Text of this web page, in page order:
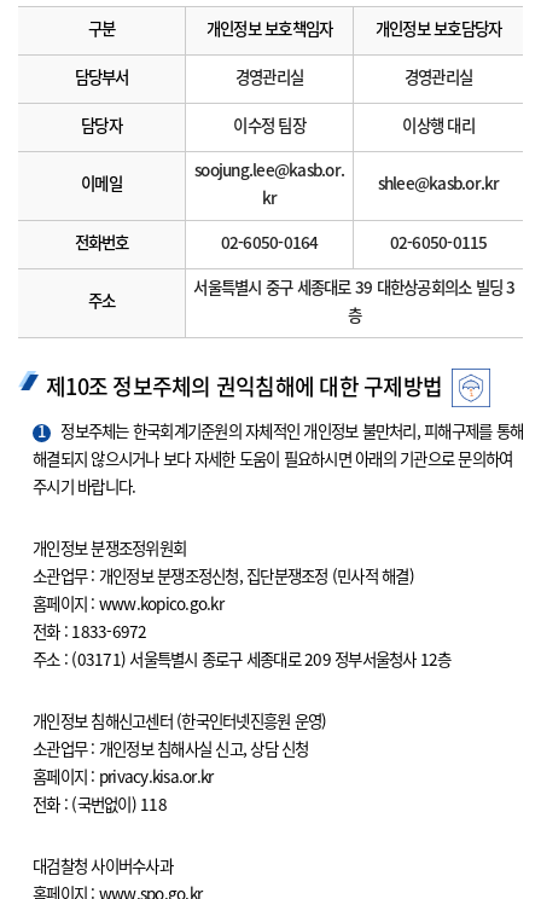
구분 개인정보 보호책임자 개인정보 보호담당자
담당부서 경영관리실 경영관리실
담당자 이수정 팀장 이상행 대리
이메일
soojung.lee@kasb.or.
kr
shlee@kasb.or.kr
전화번호 02-6050-0164 02-6050-0115
주소
서울특별시 중구 세종대로 39 대한상공회의소 빌딩 3
층
제10조 정보주체의 권익침해에 대한 구제방법
1
정보주체는 한국회계기준원의 자체적인 개인정보 불만처리, 피해구제를 통해
해결되지 않으시거나 보다 자세한 도움이 필요하시면 아래의 기관으로 문의하여
주시기 바랍니다.
개인정보 분쟁조정위원회
소관업무 : 개인정보 분쟁조정신청, 집단분쟁조정 (민사적 해결)
홈페이지 : www.kopico.go.kr
전화 : 1833-6972
주소 : (03171) 서울특별시 종로구 세종대로 209 정부서울청사 12층
개인정보 침해신고센터 (한국인터넷진흥원 운영)
소관업무 : 개인정보 침해사실 신고, 상담 신청
홈페이지 : privacy.kisa.or.kr
전화 : (국번없이) 118
대검찰청 사이버수사과
홈페이지 : www.spo.go.kr